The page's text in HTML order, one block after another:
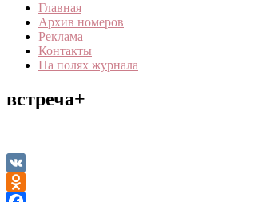
Главная
Архив номеров
Реклама
Контакты
На полях журнала
встреча+
VK